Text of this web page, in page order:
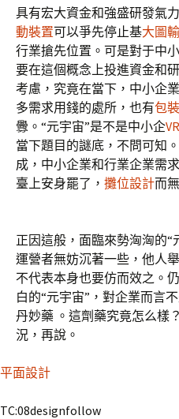
具有宏大資金和強盛研發氣
動裝置可以爭先停止基大圖
行業搶先位置。可是對于中
要在這個概念上投進資金和
考慮，究竟在當下，中小企
多需求用錢的處所，也有包
釁。“元宇宙”是不是中小企
當下題目的謎底，不問可知
成，中小企業和行業企業需
臺上安身罷了， 攤位設計而
正因這般，面臨來勢洶洶的“
運營者無妨沉著一些，他人
不代表本身也要仿而效之。
白的“元宇宙”，對企業而言
丹妙藥 。這劑藥究竟怎么樣
況，再說。
平面設計
TC:08designfollow